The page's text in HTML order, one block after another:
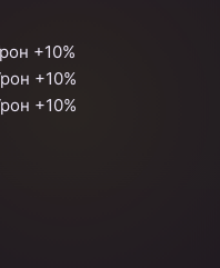
+10%
+10%
+10%